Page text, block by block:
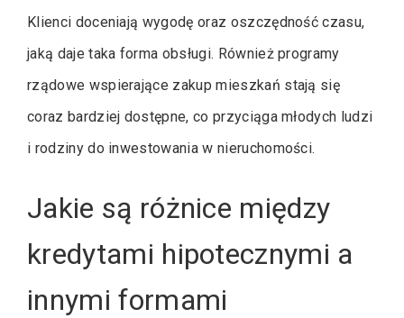
Klienci doceniają wygodę oraz oszczędność czasu,
jaką daje taka forma obsługi. Również programy
rządowe wspierające zakup mieszkań stają się
coraz bardziej dostępne, co przyciąga młodych ludzi
i rodziny do inwestowania w nieruchomości.
Jakie są różnice między
kredytami hipotecznymi a
innymi formami